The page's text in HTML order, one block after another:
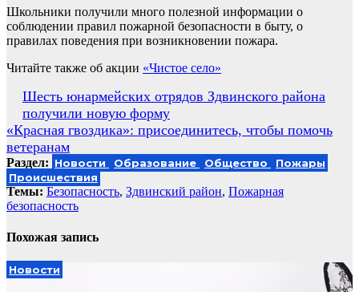
Школьники получили много полезной информации о
соблюдении правил пожарной безопасности в быту, о
правилах поведения при возникновении пожара.
Читайте также об акции «Чистое село»
Навигация
по
записям
Шесть юнармейских отрядов Здвинского района
получили новую форму
«Красная гвоздика»: присоединитесь, чтобы помочь
ветеранам
Раздел: Новости Образование Общество
Пожары
Происшествия
Темы: Безопасность, Здвинский район, Пожарная
безопасность
Похожая запись
Новости